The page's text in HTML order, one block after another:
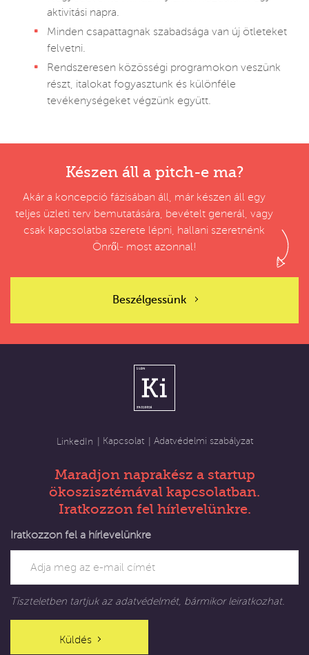
aktivitási napra.
Minden csapattagnak szabadsága van új ötleteket
felvetni.
Rendszeresen közösségi programokon veszünk
részt, italokat fogyasztunk és különféle
tevékenységeket végzünk együtt.
Készen áll a pitch-e ma?
Akár a koncepció fázisában áll, már készen áll egy
teljes üzleti terv bemutatására, bevételt generál, vagy
csak kapcsolatba szerete lépni, hallani szeretnénk
Önről‒ most azonnal!
Beszélgessünk
LinkedIn Kapcsolat Adatvédelmi szabályzat
Maradjon naprakész a startup
ökoszisztémával kapcsolatban.
Iratkozzon fel hírlevelünkre.
Iratkozzon fel a hírlevelünkre
Tiszteletben tartjuk az adatvédelmét, bármikor leiratkozhat.
Küldés